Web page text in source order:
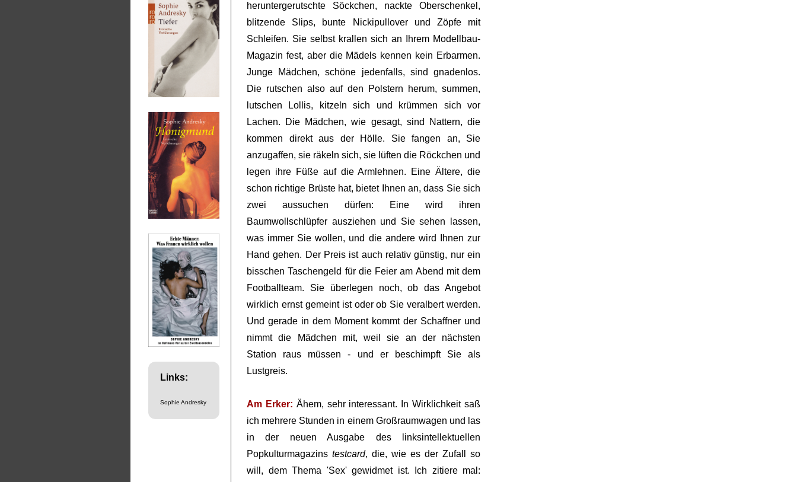
Links:
Sophie Andresky
heruntergerutschte Söckchen, nackte Oberschenkel,
blitzende Slips, bunte Nickipullover und Zöpfe mit
Schleifen. Sie selbst krallen sich an Ihrem Modellbau-
Magazin fest, aber die Mädels kennen kein Erbarmen.
Junge Mädchen, schöne jedenfalls, sind gnadenlos.
Die rutschen also auf den Polstern herum, summen,
lutschen Lollis, kitzeln sich und krümmen sich vor
Lachen. Die Mädchen, wie gesagt, sind Nattern, die
kommen direkt aus der Hölle. Sie fangen an, Sie
anzugaffen, sie räkeln sich, sie lüften die Röckchen und
legen ihre Füße auf die Armlehnen. Eine Ältere, die
schon richtige Brüste hat, bietet Ihnen an, dass Sie sich
zwei aussuchen dürfen: Eine wird ihren
Baumwollschlüpfer ausziehen und Sie sehen lassen,
was immer Sie wollen, und die andere wird Ihnen zur
Hand gehen. Der Preis ist auch relativ günstig, nur ein
bisschen Taschengeld für die Feier am Abend mit dem
Footballteam. Sie überlegen noch, ob das Angebot
wirklich ernst gemeint ist oder ob Sie veralbert werden.
Und gerade in dem Moment kommt der Schaffner und
nimmt die Mädchen mit, weil sie an der nächsten
Station raus müssen - und er beschimpft Sie als
Lustgreis.
Am Erker: Ähem, sehr interessant. In Wirklichkeit saß
ich mehrere Stunden in einem Großraumwagen und las
in der neuen Ausgabe des linksintellektuellen
Popkulturmagazins testcard, die, wie es der Zufall so
will, dem Thema 'Sex' gewidmet ist. Ich zitiere mal: